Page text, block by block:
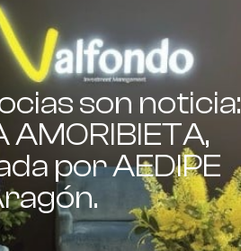
son noticia:
AMORIBIETA,
por AEDIPE